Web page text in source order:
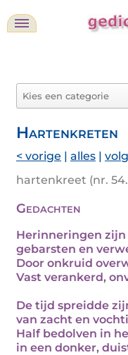
Hartenkreten
< vorige | alles |
hartenkreet (nr.
Gedachten
Herinneringen zijn
gebarsten en
Door onkruid
Vast verankerd,
De tijd spreidde
van zacht en
Half bedolven in
in een donker,